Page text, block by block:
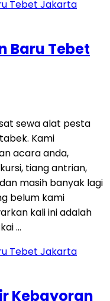
Baru Tebet
sewa alat pesta
Kami
acara anda,
tiang antrian,
masih banyak lagi
belum kami
kali ini adalah
…
Kebayoran